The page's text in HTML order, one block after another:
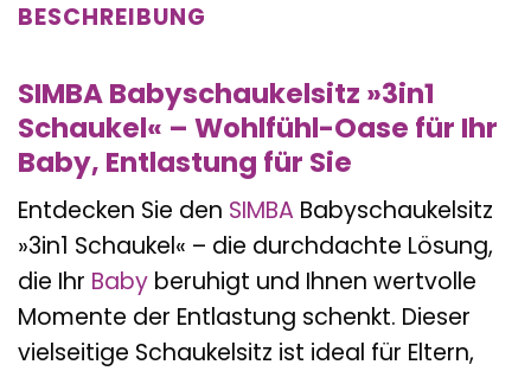
BESCHREIBUNG
SIMBA Babyschaukelsitz »3in1
Schaukel« – Wohlfühl-Oase für Ihr
Baby, Entlastung für Sie
Entdecken Sie den SIMBA Babyschaukelsitz
»3in1 Schaukel« – die durchdachte Lösung,
die Ihr Baby beruhigt und Ihnen wertvolle
Momente der Entlastung schenkt. Dieser
vielseitige Schaukelsitz ist ideal für Eltern,